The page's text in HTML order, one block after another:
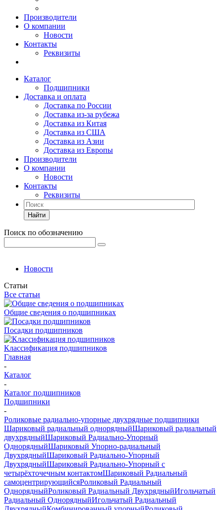
Производители
О компании
Новости
Контакты
Реквизиты
Каталог
Подшипники
Доставка и оплата
Доставка по России
Доставка из-за рубежа
Доставка из Китая
Доставка из США
Доставка из Азии
Доставка из Европы
Производители
О компании
Новости
Контакты
Реквизиты
Найти
Поиск по обозначению
Новости
Статьи
Все статьи
Общие сведения о подшипниках
Посадки подшипников
Классификация подшипников
Главная
-
Каталог
-
Каталог подшипников
Подшипники
-
Роликовые радиально-упорные двухрядные подшипники
Шариковый радиальный однорядныйШариковый радиальный
двухрядныйШариковый Радиально-Упорный
ОднорядныйШариковый Упорно-радиальный
ДвухрядныйШариковый Радиально-Упорный
ДвухрядныйШариковый Радиально-Упорный с
четырёхточечным контактомШариковый Радиальный
самоцентрирующийсяРоликовый Радиальный
ОднорядныйРоликовый Радиальный ДвухрядныйИгольчатый
Радиальный ОднорядныйИгольчатый Радиальный